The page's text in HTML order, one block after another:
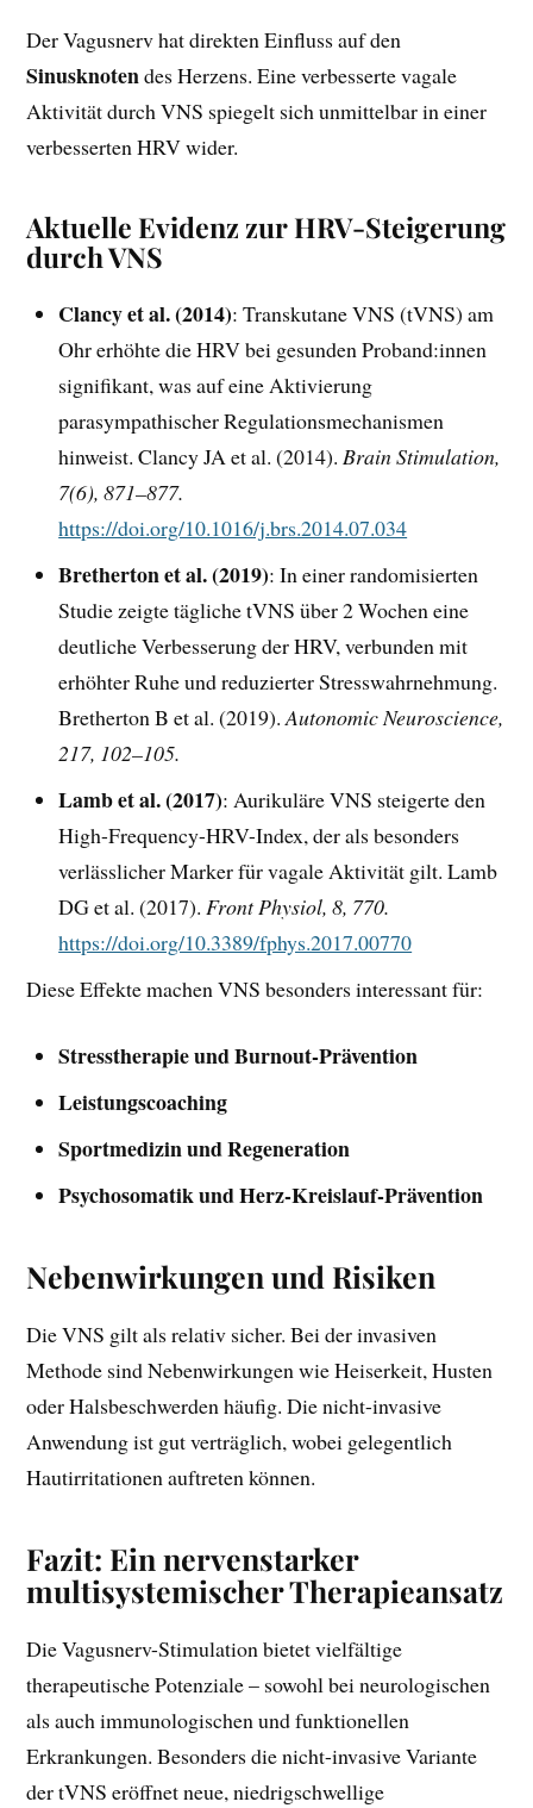
Der Vagusnerv hat direkten Einfluss auf den
Sinusknotendes Herzens. Eine verbesserte vagale
Aktivität durch VNS spiegelt sich unmittelbar in einer
verbesserten HRV wider.
Aktuelle Evidenz zur HRV-Steigerung
durch VNS
Clancy et al. (2014): Transkutane VNS (tVNS) am
Ohr erhöhte die HRV bei gesunden Proband:innen
signifikant, was auf eine Aktivierung
parasympathischer Regulationsmechanismen
hinweist. Clancy JA et al. (2014).Brain Stimulation,
7(6), 871–877.
https://doi.org/10.1016/j.brs.2014.07.034
Bretherton et al. (2019): In einer randomisierten
Studie zeigte tägliche tVNS über 2 Wochen eine
deutliche Verbesserung der HRV, verbunden mit
erhöhter Ruhe und reduzierter Stresswahrnehmung.
Bretherton B et al. (2019).Autonomic Neuroscience,
217, 102–105.
Lamb et al. (2017): Aurikuläre VNS steigerte den
High-Frequency-HRV-Index, der als besonders
verlässlicher Marker für vagale Aktivität gilt. Lamb
DG et al. (2017). Front Physiol, 8, 770.
https://doi.org/10.3389/fphys.2017.00770
Diese Effekte machen VNS besonders interessant für:
Stresstherapie und Burnout-Prävention
Leistungscoaching
Sportmedizin und Regeneration
Psychosomatik und Herz-Kreislauf-Prävention
Nebenwirkungen und Risiken
Die VNS gilt als relativ sicher. Bei der invasiven
Methode sind Nebenwirkungen wie Heiserkeit, Husten
oder Halsbeschwerden häufig. Die nicht-invasive
Anwendung ist gut verträglich, wobei gelegentlich
Hautirritationen auftreten können.
Fazit: Ein nervenstarker
multisystemischer Therapieansatz
Die Vagusnerv-Stimulation bietet vielfältige
therapeutische Potenziale – sowohl bei neurologischen
als auch immunologischen und funktionellen
Erkrankungen. Besonders die nicht-invasive Variante
der tVNS eröffnet neue, niedrigschwellige